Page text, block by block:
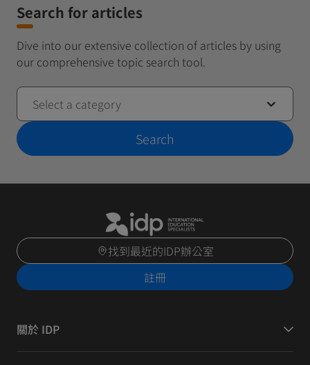
Search for articles
Dive into our extensive collection of articles by using
our comprehensive topic search tool.
Select a category
Search
找到最近的IDP辦公室
註冊
關於 IDP